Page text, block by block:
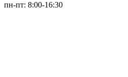
пн-пт: 8:00-16:30